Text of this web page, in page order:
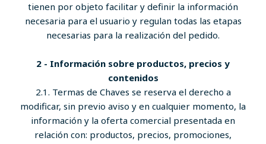
tienen por objeto facilitar y definir la información
necesaria para el usuario y regulan todas las etapas
necesarias para la realización del pedido.
2 - Información sobre productos, precios y
contenidos
2.1. Termas de Chaves se reserva el derecho a
modificar, sin previo aviso y en cualquier momento, la
información y la oferta comercial presentada en
relación con: productos, precios, promociones,